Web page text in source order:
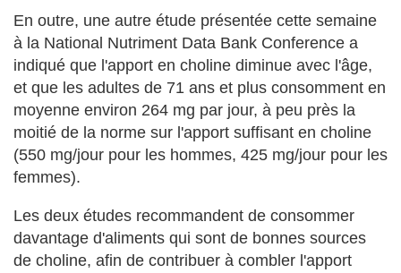
GRATUITEMENT
Adresse email
En outre, une autre étude présentée cette semaine
à la National Nutriment Data Bank Conference a
indiqué que l'apport en choline diminue avec l'âge,
et que les adultes de 71 ans et plus consomment en
moyenne environ 264 mg par jour, à peu près la
moitié de la norme sur l'apport suffisant en choline
(550 mg/jour pour les hommes, 425 mg/jour pour les
femmes).
Les deux études recommandent de consommer
davantage d'aliments qui sont de bonnes sources
de choline, afin de contribuer à combler l'apport